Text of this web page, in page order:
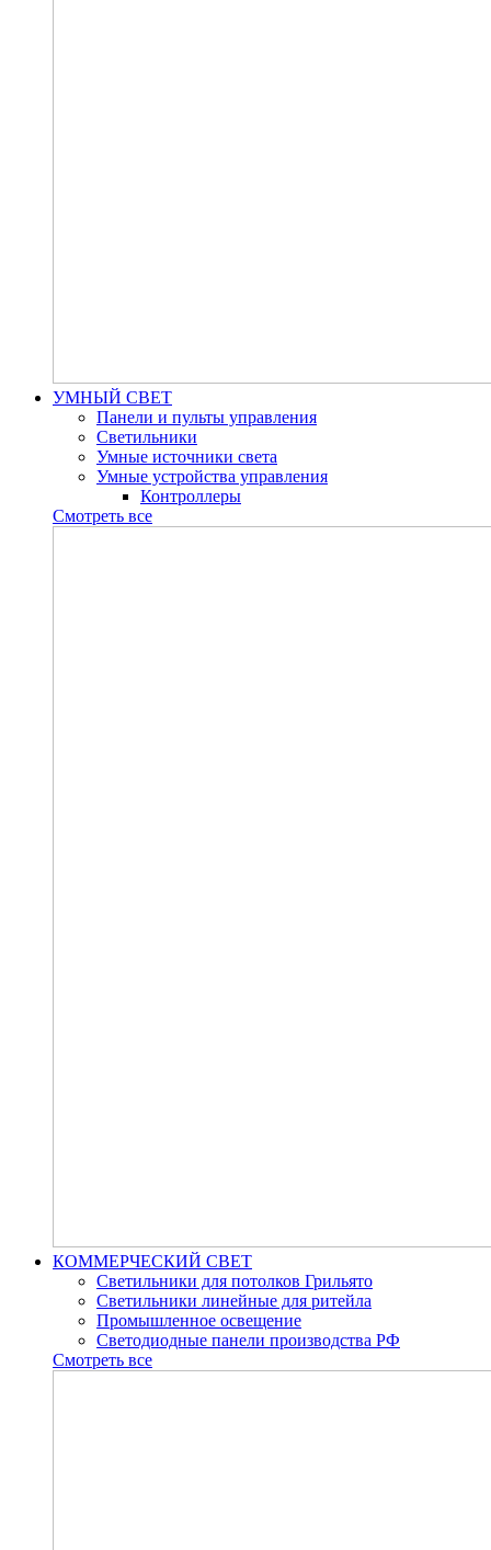
УМНЫЙ СВЕТ
Панели и пульты управления
Светильники
Умные источники света
Умные устройства управления
Контроллеры
Смотреть все
КОММЕРЧЕСКИЙ СВЕТ
Светильники для потолков Грильято
Светильники линейные для ритейла
Промышленное освещение
Светодиодные панели производства РФ
Смотреть все